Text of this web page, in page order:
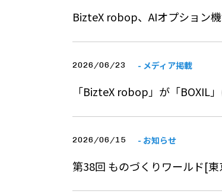
BizteX robop、AIオプション
2026/06/23 - メディア掲載
「BizteX robop」が「BOXIL
2026/06/15 - お知らせ
第38回 ものづくりワールド[